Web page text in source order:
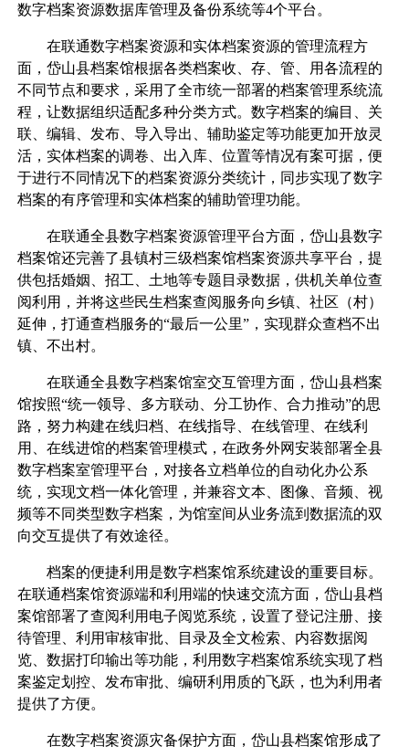
数字档案资源数据库管理及备份系统等4个平台。
在联通数字档案资源和实体档案资源的管理流程方
面，岱山县档案馆根据各类档案收、存、管、用各流程的
不同节点和要求，采用了全市统一部署的档案管理系统流
程，让数据组织适配多种分类方式。数字档案的编目、关
联、编辑、发布、导入导出、辅助鉴定等功能更加开放灵
活，实体档案的调卷、出入库、位置等情况有案可据，便
于进行不同情况下的档案资源分类统计，同步实现了数字
档案的有序管理和实体档案的辅助管理功能。
在联通全县数字档案资源管理平台方面，岱山县数字
档案馆还完善了县镇村三级档案馆档案资源共享平台，提
供包括婚姻、招工、土地等专题目录数据，供机关单位查
阅利用，并将这些民生档案查阅服务向乡镇、社区（村）
延伸，打通查档服务的“最后一公里”，实现群众查档不出
镇、不出村。
在联通全县数字档案馆室交互管理方面，岱山县档案
馆按照“统一领导、多方联动、分工协作、合力推动”的思
路，努力构建在线归档、在线指导、在线管理、在线利
用、在线进馆的档案管理模式，在政务外网安装部署全县
数字档案室管理平台，对接各立档单位的自动化办公系
统，实现文档一体化管理，并兼容文本、图像、音频、视
频等不同类型数字档案，为馆室间从业务流到数据流的双
向交互提供了有效途径。
档案的便捷利用是数字档案馆系统建设的重要目标。
在联通档案馆资源端和利用端的快速交流方面，岱山县档
案馆部署了查阅利用电子阅览系统，设置了登记注册、接
待管理、利用审核审批、目录及全文检索、内容数据阅
览、数据打印输出等功能，利用数字档案馆系统实现了档
案鉴定划控、发布审批、编研利用质的飞跃，也为利用者
提供了方便。
在数字档案资源灾备保护方面，岱山县档案馆形成了